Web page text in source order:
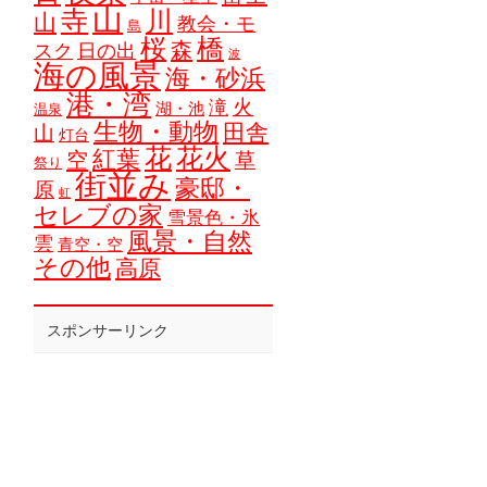
山 寺 山 島 川
教会・モ
スク 日の出 桜森 橋 波
海の風景海・砂浜
温泉 港・湾 湖・池 滝 火
山 灯台 生物・動物 田舎
祭り 空 紅葉 花花火 草
原 虹 街並み 豪邸・
セレブの家 雪景色・氷
雲 青空・空 風景・自然
その他 高原
スポンサーリンク